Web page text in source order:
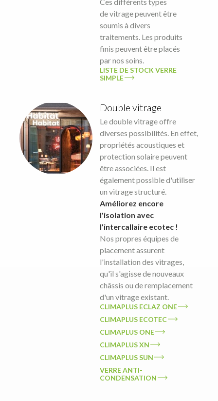
de vitrage peuvent être
soumis à divers
traitements. Les produits
finis peuvent être placés
par nos soins.
LISTE DE STOCK VERRE
SIMPLE
Double vitrage
Le double vitrage offre
diverses possibilités. En effet,
propriétés acoustiques et
protection solaire peuvent
être associées. Il est
également possible d'utiliser
un vitrage structuré.
Améliorez encore
l'isolation avec
l'intercallaire ecotec !
Nos propres équipes de
placement assurent
l'installation des vitrages,
qu'il s'agisse de nouveaux
châssis ou de remplacement
d'un vitrage existant.
CLIMAPLUS ECLAZ ONE
CLIMAPLUS ECOTEC
CLIMAPLUS ONE
CLIMAPLUS XN
CLIMAPLUS SUN
VERRE ANTI-
CONDENSATION